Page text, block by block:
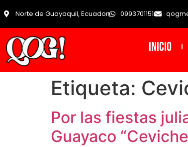
Norte de Guayaquil, Ecuador 0993701151
INICIO
Etiqueta:
Por las fiestas
Guayaco